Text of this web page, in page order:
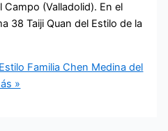
(Valladolid). En el
38 Taiji Quan del Estilo de la
Familia Chen Medina del
»